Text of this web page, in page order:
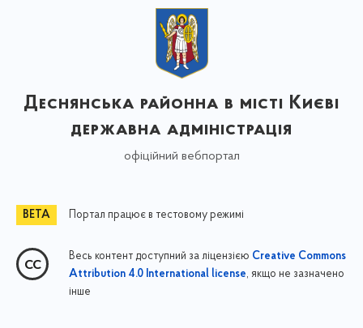
Деснянська районна в місті Києві
державна адміністрація
офіційний вебпортал
Портал працює в тестовому режимі
Весь контент доступний за ліцензією Creative Commons
Attribution 4.0 International license, якщо не зазначено
інше